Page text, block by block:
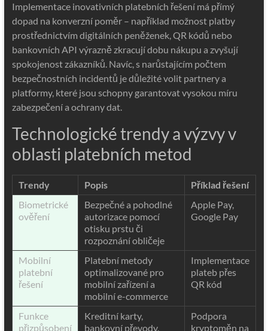
Implementace inovativních platebních řešení má přímý
dopad na konverzní poměr – například možnost platby
prostřednictvím digitálních peněženek, QR kódů nebo
bankovních API výrazně zkracují dobu nákupu a zvyšují
spokojenost zákazníků. Navíc, s narůstajícím počtem
bezpečnostních incidentů je důležité volit partnery a
platformy, které jsou schopny garantovat vysokou míru
zabezpečení a ochrany dat.
Technologické trendy a výzvy v
oblasti platebních metod
Trendy Popis
Příklad řešení
Biometrické
ověření
Bezpečné a pohodlné
autorizace pomocí
otisku prstu či
rozpoznání obličeje
Apple Pay,
Google Pay
Mobilní
platební
řešení
Platební metody
optimalizované pro
mobilní zařízení a
mobilní e-commerce
Implementace
plateb přes
QR kód
Funkce
přizpůsobení
Kreditní karty,
bankovní převody,
Podpora
kryptoměn na